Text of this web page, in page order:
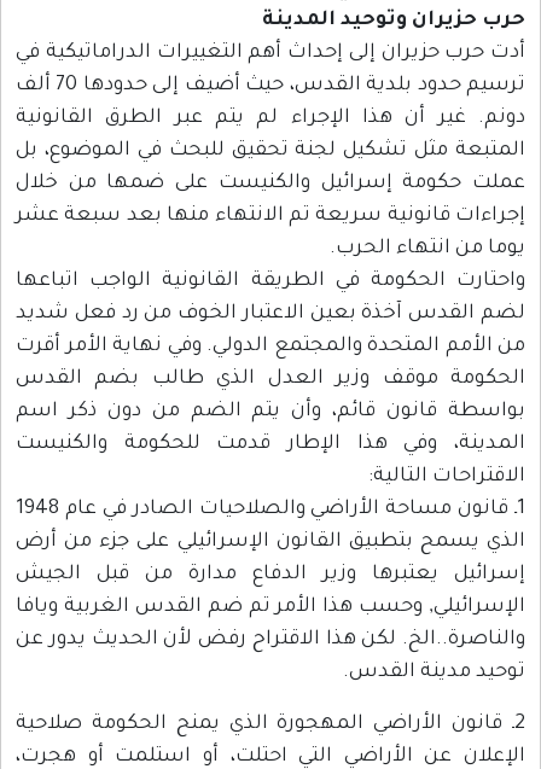
حرب حزيران وتوحيد المدينة
أدت حرب حزيران إلى إحداث أهم التغييرات الدراماتيكية في
ترسيم حدود بلدية القدس، حيث أضيف إلى حدودها 70 ألف
دونم. غير أن هذا الإجراء لم يتم عبر الطرق القانونية
المتبعة مثل تشكيل لجنة تحقيق للبحث في الموضوع، بل
عملت حكومة إسرائيل والكنيست على ضمها من خلال
إجراءات قانونية سريعة تم الانتهاء منها بعد سبعة عشر
يوما من انتهاء الحرب.
واحتارت الحكومة في الطريقة القانونية الواجب اتباعها
لضم القدس آخذة بعين الاعتبار الخوف من رد فعل شديد
من الأمم المتحدة والمجتمع الدولي. وفي نهاية الأمر أقرت
الحكومة موقف وزير العدل الذي طالب بضم القدس
بواسطة قانون قائم، وأن يتم الضم من دون ذكر اسم
المدينة، وفي هذا الإطار قدمت للحكومة والكنيست
الاقتراحات التالية:
1ـ قانون مساحة الأراضي والصلاحيات الصادر في عام 1948
الذي يسمح بتطبيق القانون الإسرائيلي على جزء من أرض
إسرائيل يعتبرها وزير الدفاع مدارة من قبل الجيش
الإسرائيلي, وحسب هذا الأمر تم ضم القدس الغربية ويافا
والناصرة..الخ. لكن هذا الاقتراح رفض لأن الحديث يدور عن
توحيد مدينة القدس.
2ـ قانون الأراضي المهجورة الذي يمنح الحكومة صلاحية
الإعلان عن الأراضي التي احتلت، أو استلمت أو هجرت،